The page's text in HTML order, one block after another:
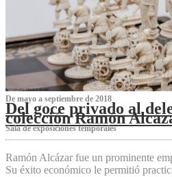
De mayo a septiembre de 2018
Del goce privado al
colección Ramón
Sala de exposiciones temporales
Ramón Alcázar fue un prominente
Su éxito económico le permitió